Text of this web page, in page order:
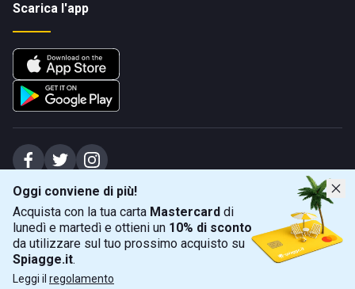
Oggi conviene di più!
Acquista con la tua carta Mastercard di
lunedì e martedì e ottieni un 10% di sconto
da utilizzare sul tuo prossimo acquisto su
Spiagge.it.
Leggi il regolamento
Scarica l'app
Spiagge Srl - Sede legale: Via Marecchiese 48, 47923 Rimini (RN), IT -
capitale sociale Euro 31245,57 - Iscritta al registro delle imprese di Rimini
Sede operativa: Via Flaminia 180, 47924 Rimini (RN), IT
+39 0541 772375
info@spiagge.it - p.i./c.f. 04536640404
© 2026 Spiagge Srl. Tutti i diritti riservati.